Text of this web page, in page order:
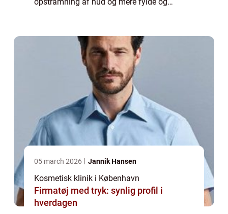
med unaturlige r...
05 march 2026 Jannik Hansen
Kosmetisk klinik i København
Firmatøj med tryk: synlig profil i
hverdagen